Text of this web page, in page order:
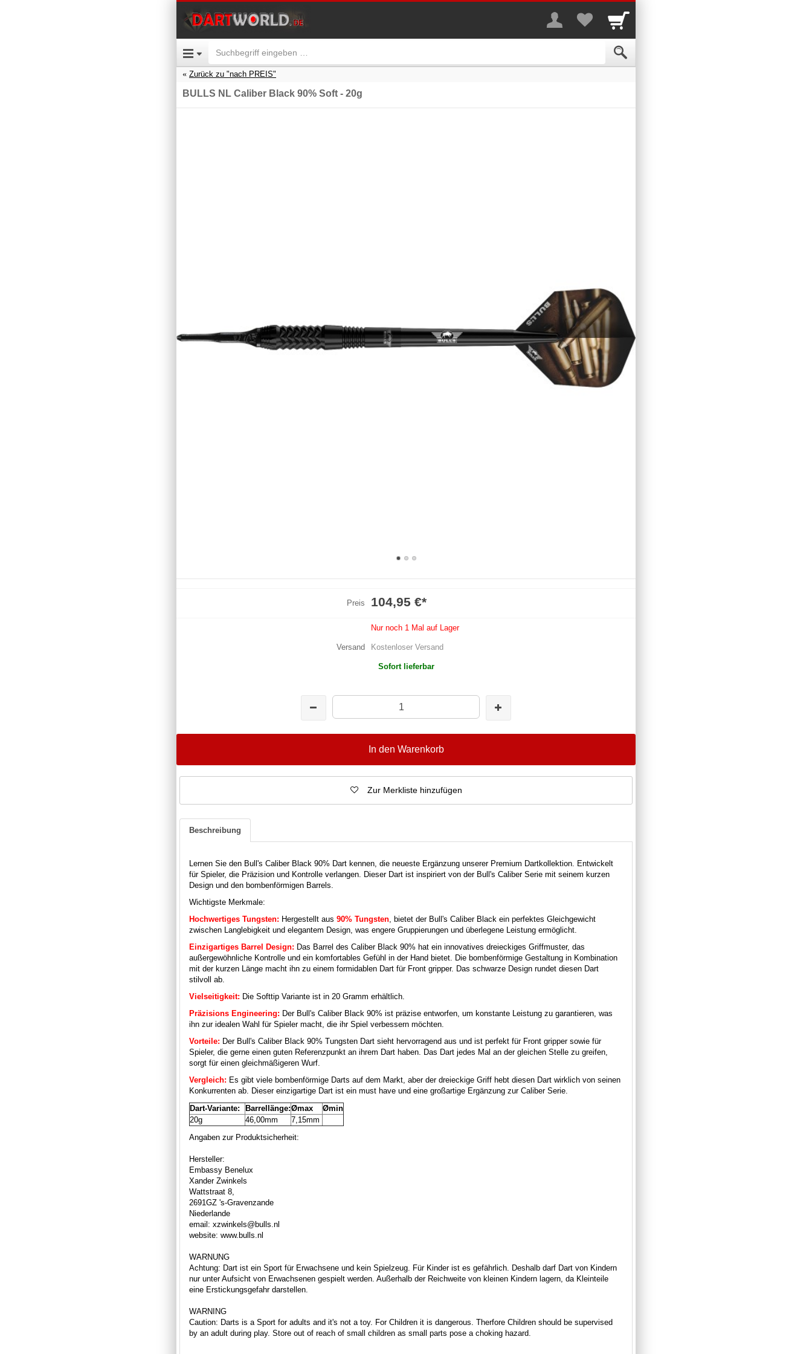
Zurück zu "nach PREIS"
BULLS NL Caliber Black 90% Soft - 20g
Preis 104,95 €*
Nur noch 1 Mal auf Lager
Versand Kostenloser Versand
Sofort lieferbar
In den Warenkorb
Zur Merkliste hinzufügen
Beschreibung
Lernen Sie den Bull's Caliber Black 90% Dart kennen, die neueste Ergänzung unserer Premium Dartkollektion. Entwickelt
für Spieler, die Präzision und Kontrolle verlangen. Dieser Dart ist inspiriert von der Bull's Caliber Serie mit seinem kurzen
Design und den bombenförmigen Barrels.
Wichtigste Merkmale:
Hochwertiges Tungsten: Hergestellt aus 90% Tungsten , bietet der Bull's Caliber Black ein perfektes Gleichgewicht
zwischen Langlebigkeit und elegantem Design, was engere Gruppierungen und überlegene Leistung ermöglicht.
Einzigartiges Barrel Design: Das Barrel des Caliber Black 90% hat ein innovatives dreieckiges Griffmuster, das
außergewöhnliche Kontrolle und ein komfortables Gefühl in der Hand bietet. Die bombenförmige Gestaltung in Kombination
mit der kurzen Länge macht ihn zu einem formidablen Dart für Front gripper. Das schwarze Design rundet diesen Dart
stilvoll ab.
Vielseitigkeit: Die Softtip Variante ist in 20 Gramm erhältlich.
Präzisions Engineering: Der Bull's Caliber Black 90% ist präzise entworfen, um konstante Leistung zu garantieren, was
ihn zur idealen Wahl für Spieler macht, die ihr Spiel verbessern möchten.
Vorteile: Der Bull's Caliber Black 90% Tungsten Dart sieht hervorragend aus und ist perfekt für Front gripper sowie für
Spieler, die gerne einen guten Referenzpunkt an ihrem Dart haben. Das Dart jedes Mal an der gleichen Stelle zu greifen,
sorgt für einen gleichmäßigeren Wurf.
Vergleich: Es gibt viele bombenförmige Darts auf dem Markt, aber der dreieckige Griff hebt diesen Dart wirklich von seinen
Konkurrenten ab. Dieser einzigartige Dart ist ein must have und eine großartige Ergänzung zur Caliber Serie.
Dart-Variante:
Barrellänge:Ømax
Ømin
20g
46,00mm
7,15mm
Angaben zur Produktsicherheit:
Hersteller:
Embassy Benelux
Xander Zwinkels
Wattstraat 8,
2691GZ 's-Gravenzande
Niederlande
email: xzwinkels@bulls.nl
website: www.bulls.nl
WARNUNG
Achtung: Dart ist ein Sport für Erwachsene und kein Spielzeug. Für Kinder ist es gefährlich. Deshalb darf Dart von Kindern
nur unter Aufsicht von Erwachsenen gespielt werden. Außerhalb der Reichweite von kleinen Kindern lagern, da Kleinteile
eine Erstickungsgefahr darstellen.
WARNING
Caution: Darts is a Sport for adults and it's not a toy. For Children it is dangerous. Therfore Children should be supervised
by an adult during play. Store out of reach of small children as small parts pose a choking hazard.